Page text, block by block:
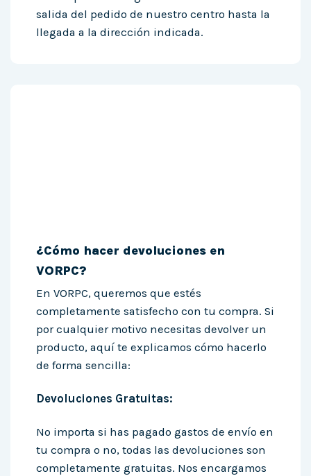
salida del pedido de nuestro centro hasta la
llegada a la dirección indicada.
¿Cómo hacer devoluciones en
VORPC?
En VORPC, queremos que estés
completamente satisfecho con tu compra. Si
por cualquier motivo necesitas devolver un
producto, aquí te explicamos cómo hacerlo
de forma sencilla:
Devoluciones Gratuitas:
No importa si has pagado gastos de envío en
tu compra o no, todas las devoluciones son
completamente gratuitas. Nos encargamos